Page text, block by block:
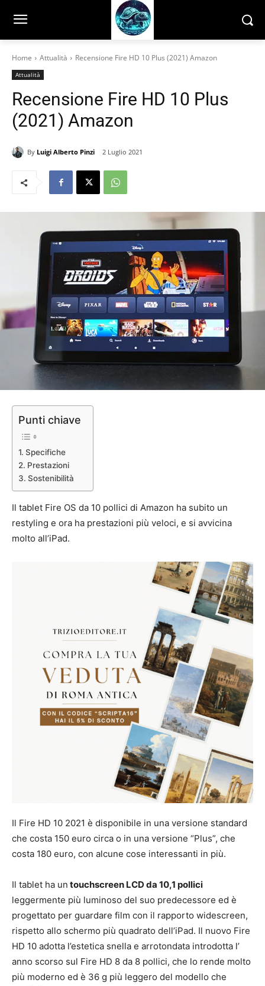
Home Attualità Recensione Fire HD 10 Plus (2021) Amazon
Attualità
Recensione Fire HD 10 Plus
(2021) Amazon
By Luigi Alberto Pinzi 2 Luglio 2021
Punti chiave
Specifiche
Prestazioni
Sostenibilità
Il tablet Fire OS da 10 pollici di Amazon ha subito un
restyling e ora ha prestazioni più veloci, e si avvicina
molto all’iPad.
Il Fire HD 10 2021 è disponibile in una versione standard
che costa 150 euro circa o in una versione “Plus”, che
costa 180 euro, con alcune cose interessanti in più.
Il tablet ha un touchscreen LCD da 10,1 pollici
leggermente più luminoso del suo predecessore ed è
progettato per guardare film con il rapporto widescreen,
rispetto allo schermo più quadrato dell’iPad. Il nuovo Fire
HD 10 adotta l’estetica snella e arrotondata introdotta l’
anno scorso sul Fire HD 8 da 8 pollici, che lo rende molto
più moderno ed è 36 g più leggero del modello che